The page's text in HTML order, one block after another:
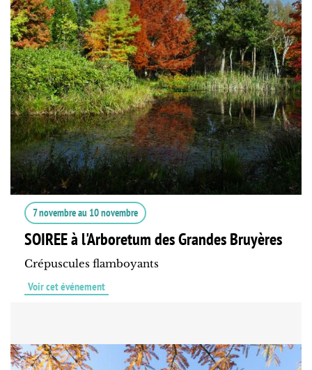
7 novembreau 10 novembre
SOIREE à l'Arboretum des Grandes Bruyères
Crépuscules flamboyants
Voir cet événement